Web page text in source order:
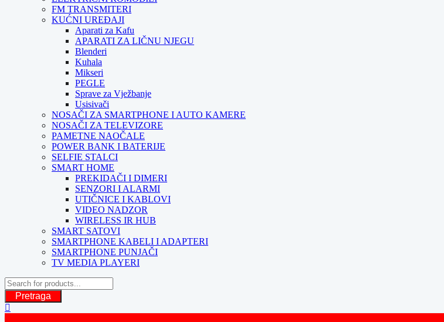
FM TRANSMITERI
KUĆNI UREĐAJI
Aparati za Kafu
APARATI ZA LIČNU NJEGU
Blenderi
Kuhala
Mikseri
PEGLE
Sprave za Vježbanje
Usisivači
NOSAČI ZA SMARTPHONE I AUTO KAMERE
NOSAČI ZA TELEVIZORE
PAMETNE NAOČALE
POWER BANK I BATERIJE
SELFIE STALCI
SMART HOME
PREKIDAČI I DIMERI
SENZORI I ALARMI
UTIČNICE I KABLOVI
VIDEO NADZOR
WIRELESS IR HUB
SMART SATOVI
SMARTPHONE KABELI I ADAPTERI
SMARTPHONE PUNJAČI
TV MEDIA PLAYERI
Pretraga